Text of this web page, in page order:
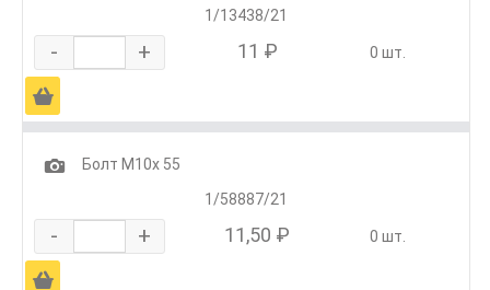
1/13438/21
- + 11 ₽ 0 шт.
Ä
1
Болт М10х 55
1/58887/21
- + 11,50 ₽ 0 шт.
Ä